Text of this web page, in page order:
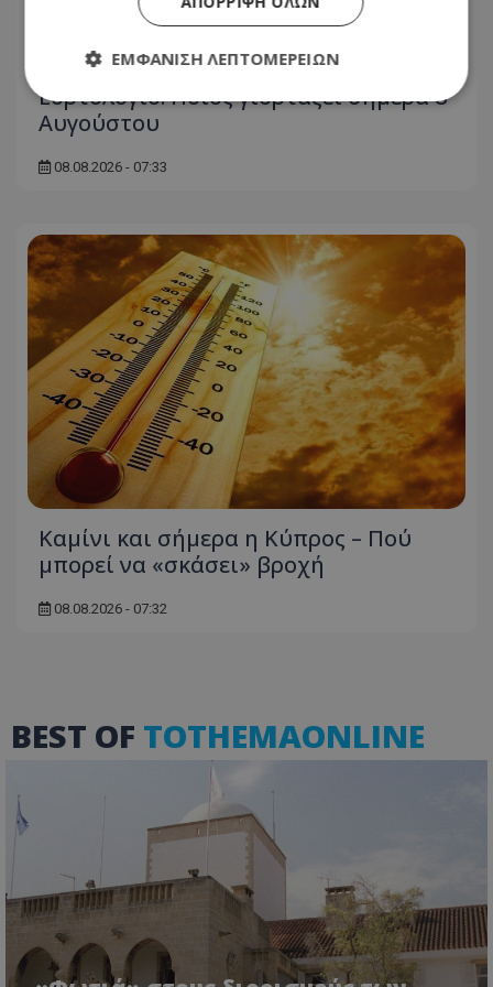
Εορτολόγιο: Ποιος γιορτάζει σήμερα 8
Αυγούστου
08.08.2026 - 07:33
Καμίνι και σήμερα η Κύπρος – Πού
μπορεί να «σκάσει» βροχή
08.08.2026 - 07:32
BEST OF TOTHEMAONLINE
ΕΜΦΆΝΙΣΗ ΛΕΠΤΟΜΕΡΕΙΏΝ
Στόχευσης
Τα απολύτως απαραίτητα cookies επιτρέπουν
βασικές λειτουργίες του ιστότοπου, όπως τη
σύνδεση χρήστη και τη διαχείριση λογαριασμού.
Ο ιστότοπος δεν μπορεί να χρησιμοποιηθεί σωστά
χωρίς τα απολύτως απαραίτητα cookies.
Ονοματεπώνυμο
Προμηθευτής/Πεδίο
usprivacy
.lifenewscy.tothemaonline.com
ASP.NET_SessionId
VISITOR_PRIVACY_METADATA
YouTube
.youtube.com